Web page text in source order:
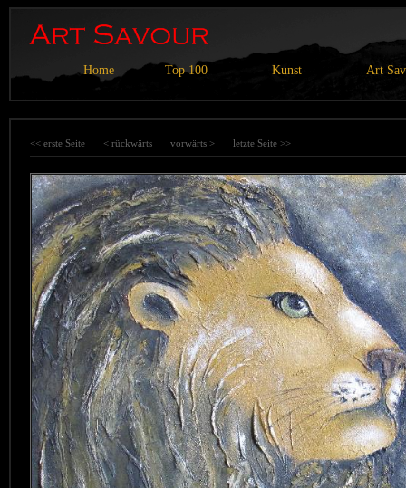
Home Top 100 Kunst Art
<< erste Seite < rückwärts vorwärts > letzte Seite >>